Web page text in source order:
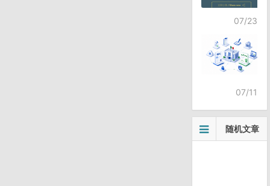
07/23
07/11
随机文章